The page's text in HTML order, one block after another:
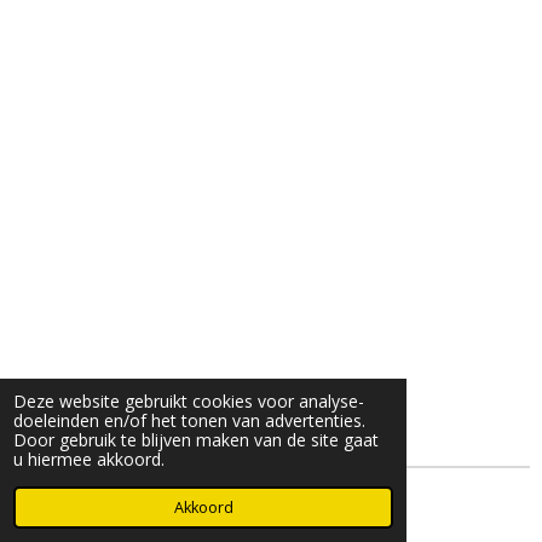
Deze website gebruikt cookies voor analyse-
doeleinden en/of het tonen van advertenties.
Door gebruik te blijven maken van de site gaat
u hiermee akkoord.
Akkoord
© 2025- 2026 Djöz mode